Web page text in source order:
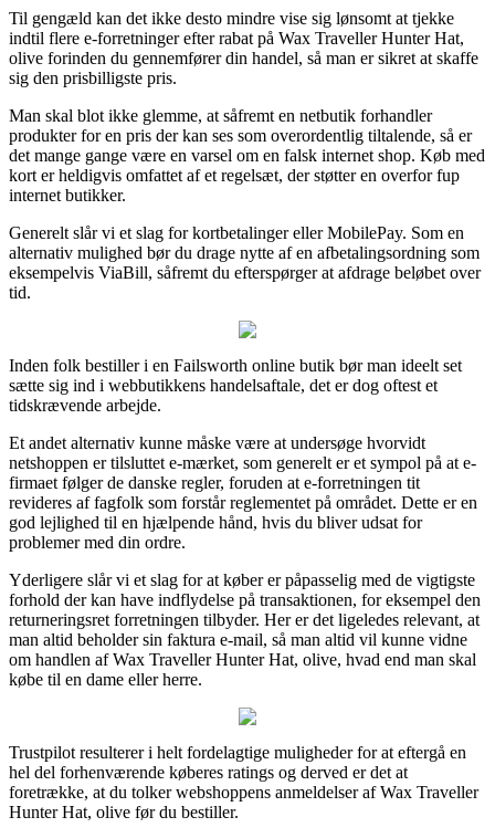
Til gengæld kan det ikke desto mindre vise sig lønsomt at tjekke
indtil flere e-forretninger efter rabat på Wax Traveller Hunter Hat,
olive forinden du gennemfører din handel, så man er sikret at skaffe
sig den prisbilligste pris.
Man skal blot ikke glemme, at såfremt en netbutik forhandler
produkter for en pris der kan ses som overordentlig tiltalende, så er
det mange gange være en varsel om en falsk internet shop. Køb med
kort er heldigvis omfattet af et regelsæt, der støtter en overfor fup
internet butikker.
Generelt slår vi et slag for kortbetalinger eller MobilePay. Som en
alternativ mulighed bør du drage nytte af en afbetalingsordning som
eksempelvis ViaBill, såfremt du efterspørger at afdrage beløbet over
tid.
Inden folk bestiller i en Failsworth online butik bør man ideelt set
sætte sig ind i webbutikkens handelsaftale, det er dog oftest et
tidskrævende arbejde.
Et andet alternativ kunne måske være at undersøge hvorvidt
netshoppen er tilsluttet e-mærket, som generelt er et sympol på at e-
firmaet følger de danske regler, foruden at e-forretningen tit
revideres af fagfolk som forstår reglementet på området. Dette er en
god lejlighed til en hjælpende hånd, hvis du bliver udsat for
problemer med din ordre.
Yderligere slår vi et slag for at køber er påpasselig med de vigtigste
forhold der kan have indflydelse på transaktionen, for eksempel den
returneringsret forretningen tilbyder. Her er det ligeledes relevant, at
man altid beholder sin faktura e-mail, så man altid vil kunne vidne
om handlen af Wax Traveller Hunter Hat, olive, hvad end man skal
købe til en dame eller herre.
Trustpilot resulterer i helt fordelagtige muligheder for at eftergå en
hel del forhenværende køberes ratings og derved er det at
foretrække, at du tolker webshoppens anmeldelser af Wax Traveller
Hunter Hat, olive før du bestiller.